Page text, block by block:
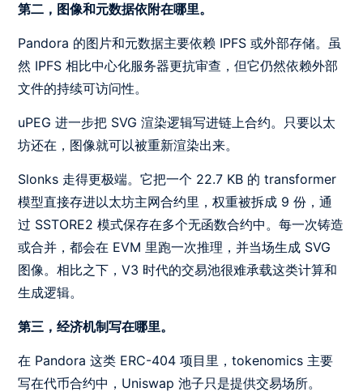
第二，图像和元数据依附在哪里。
Pandora 的图片和元数据主要依赖 IPFS 或外部存储。虽
然 IPFS 相比中心化服务器更抗审查，但它仍然依赖外部
文件的持续可访问性。
uPEG 进一步把 SVG 渲染逻辑写进链上合约。只要以太
坊还在，图像就可以被重新渲染出来。
Slonks 走得更极端。它把一个 22.7 KB 的 transformer
模型直接存进以太坊主网合约里，权重被拆成 9 份，通
过 SSTORE2 模式保存在多个无函数合约中。每一次铸造
或合并，都会在 EVM 里跑一次推理，并当场生成 SVG
图像。相比之下，V3 时代的交易池很难承载这类计算和
生成逻辑。
第三，经济机制写在哪里。
在 Pandora 这类 ERC-404 项目里，tokenomics 主要
写在代币合约中，Uniswap 池子只是提供交易场所。